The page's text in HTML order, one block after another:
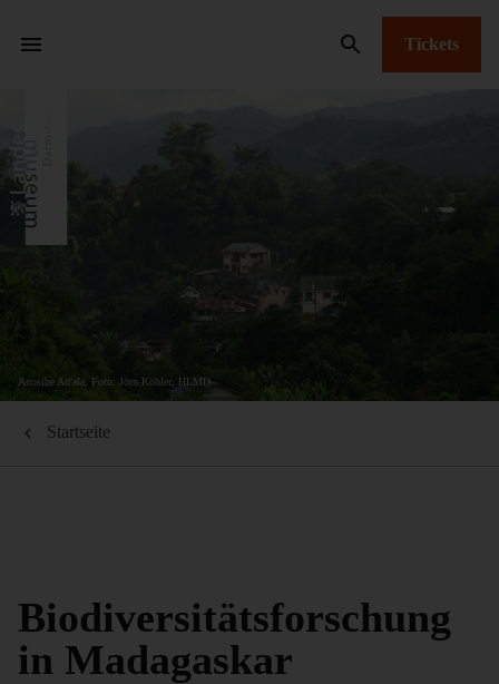
Tickets
Anosibe An'ala, Foto: Jörn Köhler, HLMD
Startseite
Biodiversitätsforschung
in Madagaskar